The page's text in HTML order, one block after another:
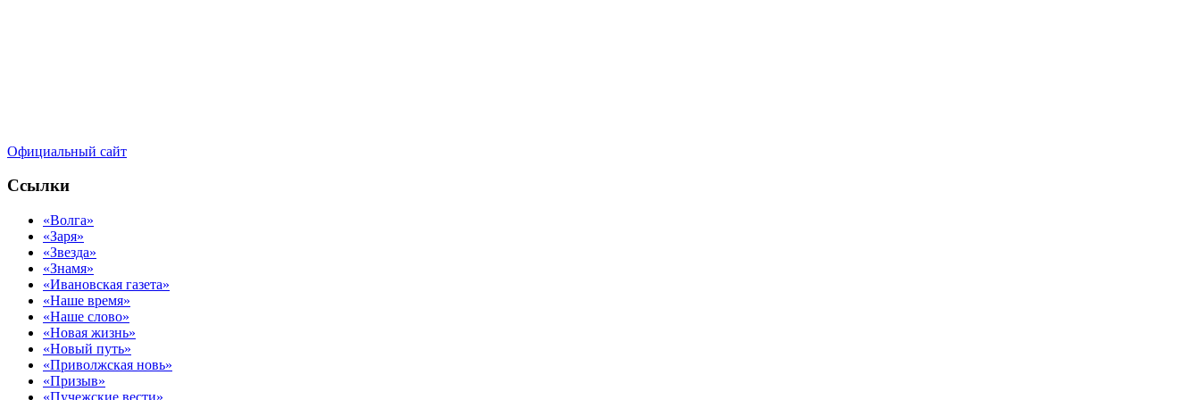
Официальный сайт
Ссылки
«Волга»
«Заря»
«Звезда»
«Знамя»
«Ивановская газета»
«Наше время»
«Наше слово»
«Новая жизнь»
«Новый путь»
«Приволжская новь»
«Призыв»
«Пучежские вести»